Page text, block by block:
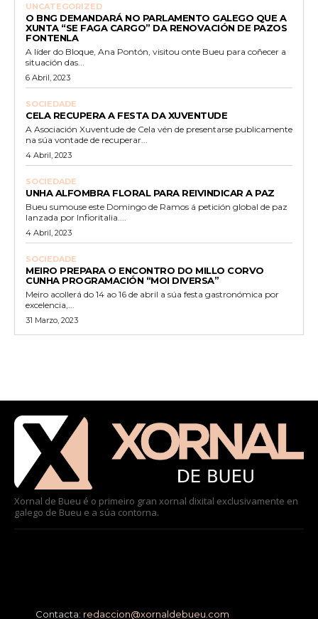
UNCATEGORIZED
O BNG DEMANDARÁ NO PARLAMENTO GALEGO QUE A
XUNTA “SE FAGA CARGO” DA RENOVACIÓN DE PAZOS
FONTENLA
A líder do Bloque, Ana Pontón, visitou onte Bueu para coñecer a
situación das...
6 Abril, 2023
SOCIEDADE
CELA RECUPERA A FESTA DA XUVENTUDE
A Asociación Xuventude de Cela vén de presentarse publicamente
na súa vontade de recuperar...
4 Abril, 2023
SOCIEDADE
UNHA ALFOMBRA FLORAL PARA REIVINDICAR A PAZ
Bueu sumouse este Domingo de Ramos á petición global de paz
lanzada por Infioritalia....
4 Abril, 2023
SOCIEDADE
MEIRO PREPARA O ENCONTRO DO MILLO CORVO
CUNHA PROGRAMACIÓN “MOI DIVERSA”
Meiro acollerá do 14 ao 16 de abril a súa festa gastronómica por
excelencia,...
31 Marzo, 2023
Xornal de Bueu é o primeiro gran xornal dixital exclusivamente en
galego de Bueu e a súa contorna.
Contacta: redaccion@xornaldebueu.com